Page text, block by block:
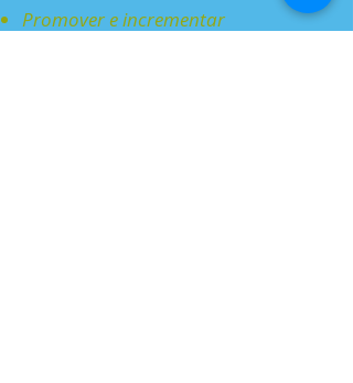
Promover e incrementar